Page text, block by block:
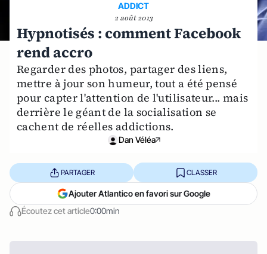
ADDICT
2 août 2013
Hypnotisés : comment Facebook
rend accro
Regarder des photos, partager des liens,
mettre à jour son humeur, tout a été pensé
pour capter l'attention de l'utilisateur... mais
derrière le géant de la socialisation se
cachent de réelles addictions.
Dan Véléa
Écoutez cet article0:00min
PARTAGER CLASSER
Ajouter Atlantico en favori sur Google